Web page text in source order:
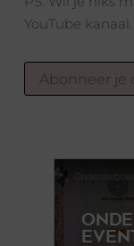
YouTube kanaal.
Abonneer je